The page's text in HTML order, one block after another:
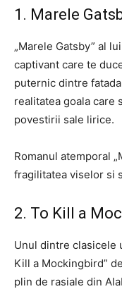
1. Marele
„Marele Gatsby” al
captivant care te
puternic dintre
realitatea goala care
povestirii sale lirice.
Romanul atemporal
fragilitatea viselor si
2. To Kill a
Unul dintre clasicele
Kill a Mockingbird”
plin de rasiale din